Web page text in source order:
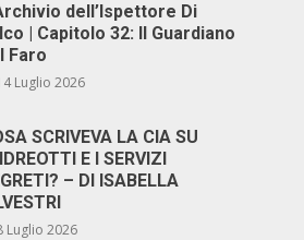
dell’Ispettore Di
| Capitolo 32: Il Guardiano
Faro
Luglio 2026
SCRIVEVA LA CIA SU
E I SERVIZI
– DI ISABELLA
Luglio 2026